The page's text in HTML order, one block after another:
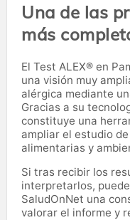
Una de las
más
El Test ALEX® en
una visión muy
alérgica mediante
Gracias a su
constituye una
ampliar el estudio
alimentarias y
Si tras recibir los
interpretarlos,
SaludOnNet una
valorar el informe y